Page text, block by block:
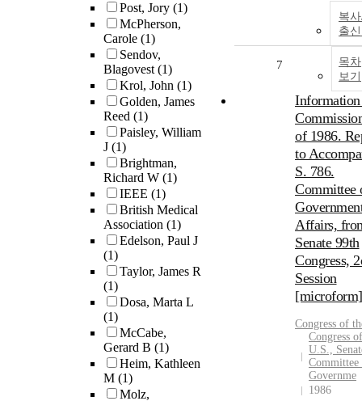
Post, Jory (1)
McPherson,
Carole (1)
Sendov,
Blagovest(1)
Krol, John (1)
Golden, James
Reed (1)
Paisley, William
J (1)
Brightman,
Richard W (1)
IEEE (1)
British Medical
Association (1)
Edelson, Paul J
(1)
Taylor, James R
(1)
Dosa, Marta L
(1)
McCabe,
Gerard B (1)
Heim, Kathleen
M (1)
Molz,
복
출
목차
보기
7
of 1986.
to
S. 786.
Committee
Affairs,
Senate 99th
Congress,
Session
[microform]
Congress of
Congress
U.S.,
Committee
Governme
1986